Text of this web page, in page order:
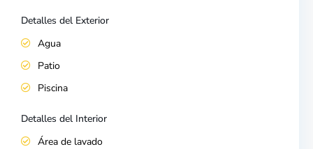
Detalles del Exterior
Agua
Patio
Piscina
Detalles del Interior
Área de lavado